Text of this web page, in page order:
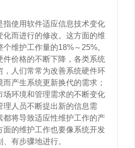
指使用软件适应信息技术变化
化而进行的修改。这方面的维
维护工作量的18%～25%。
件价格的不断下降，各类系统
，人们常常为改善系统硬件环
而产生系统更新换代的需求；
场环境和管理需求的不断变化
理人员不断提出新的信息需
都将导致适应性维护工作的产
面的维护工作也要像系统开发
有步骤地进行。